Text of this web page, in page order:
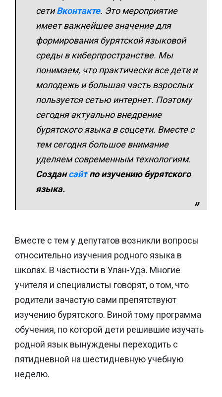
сетиВконтакте. Это мероприятие
имеет важнейшее значение для
формирования бурятской языковой
среды в киберпространстве. Мы
понимаем, что практически все дети и
молодежь и большая часть взрослых
пользуется сетью интернет. Поэтому
сегодня актуально внедрение
бурятского языка в соцсети. Вместе с
тем сегодня большое внимание
уделяем современным технологиям.
Создансайтпо изучению бурятского
языка.
Вместе с тем у депутатов возникли вопросы
относительно изучения родного языка в
школах. В частности в Улан-Удэ. Многие
учителя и специалисты говорят, о том, что
родители зачастую сами препятствуют
изучению бурятского. Виной тому программа
обучения, по которой дети решившие изучать
родной язык вынуждены переходить с
пятидневной на шестидневную учебную
неделю.